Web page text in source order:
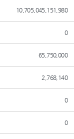
10,705,045,151,980
0
65,750,000
2,768,140
0
0